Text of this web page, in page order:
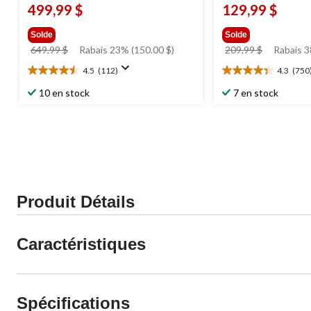
499,99 $
Solde
649,99 $
prix
était
649,99 $
Rabais 23% (150.00 $)
4.5 (112)
4.5
étoile(s)
10 en stock
129,99 $
Solde
209,99 $
prix
209,99 $
Rabais
4.3 (750)
4.3
étoile(s)
7 en stock
Produit Détails
Caractéristiques
Spécifications